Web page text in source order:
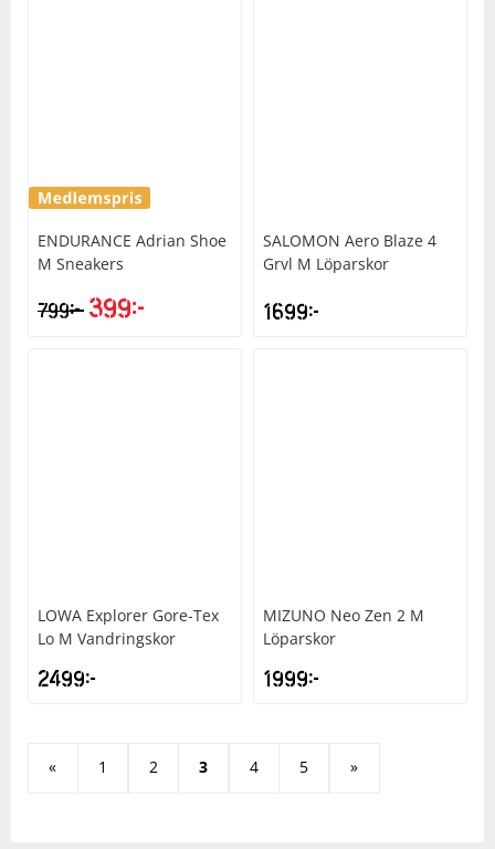
ENDURANCE Adrian Shoe
M Sneakers
799kr 399kr
SALOMON Aero Blaze 4
Grvl M Löparskor
1699kr
LOWA Explorer Gore-Tex
Lo M Vandringskor
2499kr
MIZUNO Neo Zen 2 M
Löparskor
1999kr
« 1 2 3 4 5 »